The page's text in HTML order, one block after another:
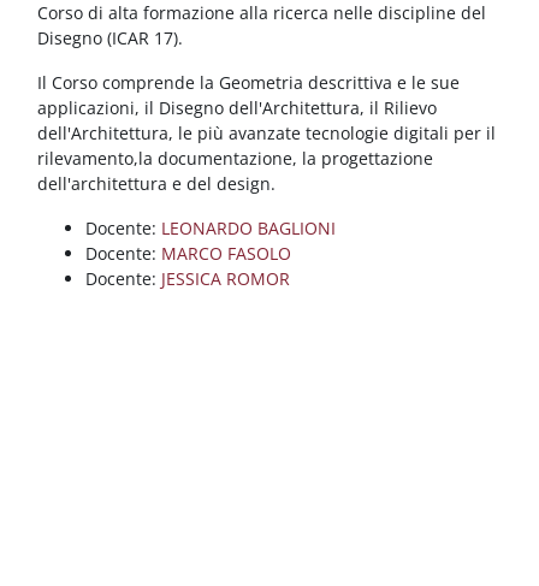
Vai al contenuto principale
Blocchi
Corso di alta formazione alla ricerca nelle discipline del
Disegno (ICAR 17).
Il Corso comprende la Geometria descrittiva e le sue
applicazioni, il Disegno dell'Architettura, il Rilievo
dell'Architettura, le più avanzate tecnologie digitali per il
rilevamento,la documentazione, la progettazione
dell'architettura e del design.
Docente: LEONARDO BAGLIONI
Docente: MARCO FASOLO
Docente: JESSICA ROMOR